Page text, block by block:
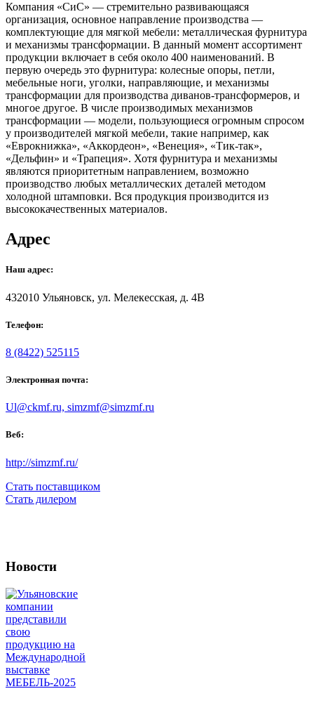
Компания «СиС» — стремительно развивающаяся
организация, основное направление производства —
комплектующие для мягкой мебели: металлическая фурнитура
и механизмы трансформации. В данный момент ассортимент
продукции включает в себя около 400 наименований. В
первую очередь это фурнитура: колесные опоры, петли,
мебельные ноги, уголки, направляющие, и механизмы
трансформации для производства диванов-трансформеров, и
многое другое. В числе производимых механизмов
трансформации — модели, пользующиеся огромным спросом
у производителей мягкой мебели, такие например, как
«Еврокнижка», «Аккордеон», «Венеция», «Тик-так»,
«Дельфин» и «Трапеция». Хотя фурнитура и механизмы
являются приоритетным направлением, возможно
производство любых металлических деталей методом
холодной штамповки. Вся продукция производится из
высококачественных материалов.
Адрес
Наш адрес:
432010 Ульяновск, ул. Мелекесская, д. 4В
Телефон:
8 (8422) 525115
Электронная почта:
Ul@ckmf.ru, simzmf@simzmf.ru
Веб:
http://simzmf.ru/
Стать поставщиком
Стать дилером
Новости